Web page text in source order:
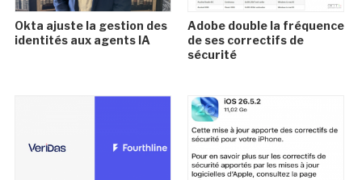
Okta ajuste la gestion des
identités aux agents IA
Adobe double la fréquence
de ses correctifs de
sécurité